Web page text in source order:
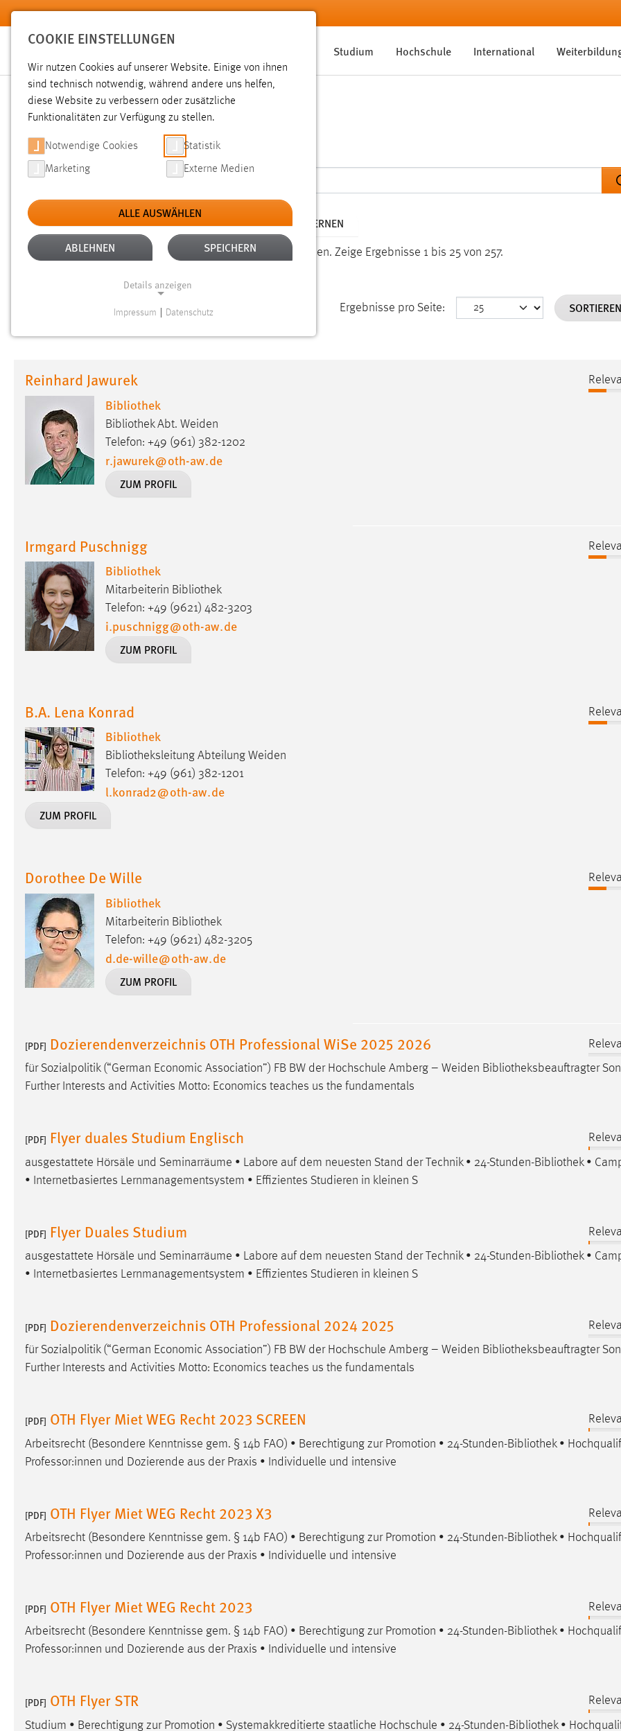
Zum Hauptinhalt springen
Studium Hochschule International
SUCHE
Aktive Filter: ALTER: ÜBER EIN JAHR ALLE FILTER ENTFERNEN
Gesucht nach "bibliothek". Es wurden 257 Ergebnisse gefunden. Zeige Ergebnisse 1 bis 25 von 257.
Ergebnisse pro Seite:
Reinhard Jawurek
Bibliothek
Bibliothek Abt. Weiden
Telefon: +49 (961) 382-1202
r.jawurek@oth-aw.de
ZUM PROFIL
Irmgard Puschnigg
Bibliothek
Mitarbeiterin Bibliothek
Telefon: +49 (9621) 482-3203
i.puschnigg@oth-aw.de
ZUM PROFIL
B.A. Lena Konrad
Bibliothek
Bibliotheksleitung Abteilung Weiden
Telefon: +49 (961) 382-1201
l.konrad2@oth-aw.de
ZUM PROFIL
Dorothee De Wille
Bibliothek
Mitarbeiterin Bibliothek
Telefon: +49 (9621) 482-3205
d.de-wille@oth-aw.de
ZUM PROFIL
[PDF] Dozierendenverzeichnis OTH Professional WiSe 2025 2026
für Sozialpolitik (“German Economic Association”) FB BW der Hochschule Amberg – Weiden Bibliotheksbeauftragter
Further Interests and Activities Motto: Economics teaches us the fundamentals
[PDF] Flyer duales Studium Englisch
ausgestattete Hörsäle und Seminarräume • Labore auf dem neuesten Stand der Technik • 24-Stunden-Bibliothek•
• Internetbasiertes Lernmanagementsystem • Effizientes Studieren in kleinen S
[PDF] Flyer Duales Studium
ausgestattete Hörsäle und Seminarräume • Labore auf dem neuesten Stand der Technik • 24-Stunden-Bibliothek•
• Internetbasiertes Lernmanagementsystem • Effizientes Studieren in kleinen S
[PDF] Dozierendenverzeichnis OTH Professional 2024 2025
für Sozialpolitik (“German Economic Association”) FB BW der Hochschule Amberg – Weiden Bibliotheksbeauftragter
Further Interests and Activities Motto: Economics teaches us the fundamentals
[PDF] OTH Flyer Miet WEG Recht 2023 SCREEN
Arbeitsrecht (Besondere Kenntnisse gem. § 14b FAO) • Berechtigung zur Promotion • 24-Stunden-Bibliothek•
Professor:innen und Dozierende aus der Praxis • Individuelle und intensive
[PDF] OTH Flyer Miet WEG Recht 2023 X3
Arbeitsrecht (Besondere Kenntnisse gem. § 14b FAO) • Berechtigung zur Promotion • 24-Stunden-Bibliothek•
Professor:innen und Dozierende aus der Praxis • Individuelle und intensive
[PDF] OTH Flyer Miet WEG Recht 2023
Arbeitsrecht (Besondere Kenntnisse gem. § 14b FAO) • Berechtigung zur Promotion • 24-Stunden-Bibliothek•
Professor:innen und Dozierende aus der Praxis • Individuelle und intensive
[PDF] OTH Flyer STR
Studium • Berechtigung zur Promotion • Systemakkreditierte staatliche Hochschule • 24-Stunden-Bibliothek•
COOKIE EINSTELLUNGEN
Wir nutzen Cookies auf unserer Website. Einige von ihnen
sind technisch notwendig, während andere uns helfen,
diese Website zu verbessern oder zusätzliche
Funktionalitäten zur Verfügung zu stellen.
Notwendige Cookies Statistik
Marketing Externe Medien
ALLE AUSWÄHLEN
ABLEHNEN SPEICHERN
Details anzeigen
Website erforderlich.
Einverständnis
Name: cookie_consent
Zweck:
Dieser Cookie speichert die
ausgewählten Einverständnis-Optionen
Performance
Name: staticfilecache
Zweck:
in diesem Cookie gespeichert, ob man
eingeloggt ist.
Name: site-language-preference
Zweck:
Das Cookie speichert die gewählte
Sprache der Website.
Cookie Laufzeit:
Chat
5e9dbeb1811c0446
Zweck:
Wird benötigt um die Chatfunktion
nutzen zu können.
Cookie Laufzeit:
MibewSessionID, mibew-chat-frame-
style-5e9dbeb1811c0446 =
Sitzungslaufzeit, mibew_locale = 3
Name: fe_user, be_user, be_lastLoginProvider
Zweck:
Dieser Cookie ist notwendig um sich an
STATISTIK
unsere Besucher unsere Website nutzen.
Matomo
Zweck: Zugriffsstatistik
Cookie Laufzeit: Max. 13 Monate
MARKETING
Marketing Cookies werden von Drittanbietern
verwendet, um personalisierte Werbung anzuzeigen.
Sie tun dies, indem sie Besucher über Websites
Google Ads
Name: _gcl_au
Cookie Laufzeit:
Impressum Datenschutz